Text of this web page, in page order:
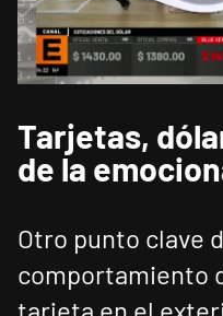
Tarjetas,
de la
Otro punto clave
comportamiento